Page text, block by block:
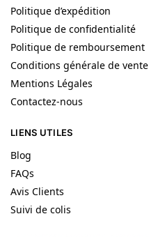
Politique d’expédition
Politique de confidentialité
Politique de remboursement
Conditions générale de vente
Mentions Légales
Contactez-nous
LIENS UTILES
Blog
FAQs
Avis Clients
Suivi de colis